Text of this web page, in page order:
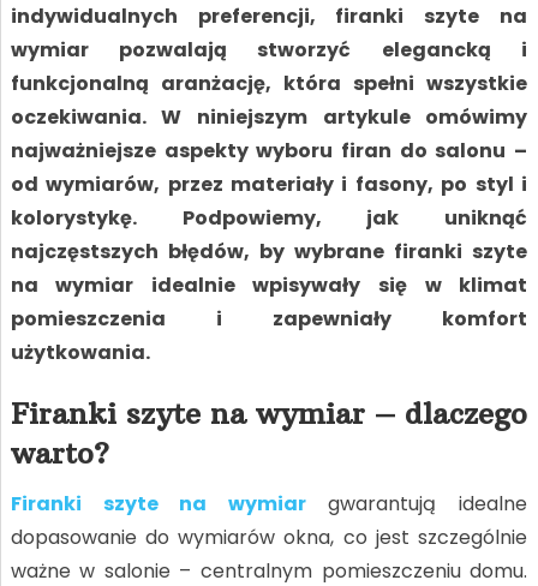
indywidualnych preferencji, firanki szyte na
wymiar pozwalają stworzyć elegancką i
funkcjonalną aranżację, która spełni wszystkie
oczekiwania. W niniejszym artykule omówimy
najważniejsze aspekty wyboru firan do salonu –
od wymiarów, przez materiały i fasony, po styl i
kolorystykę. Podpowiemy, jak uniknąć
najczęstszych błędów, by wybrane firanki szyte
na wymiar idealnie wpisywały się w klimat
pomieszczenia i zapewniały komfort
użytkowania.
Firanki szyte na wymiar – dlaczego
warto?
Firanki szyte na wymiargwarantują idealne
dopasowanie do wymiarów okna, co jest szczególnie
ważne w salonie – centralnym pomieszczeniu domu.